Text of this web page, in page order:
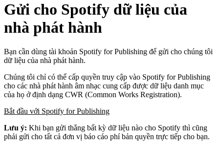
Gửi cho Spotify dữ liệu của
nhà phát hành
Bạn cần dùng tài khoản Spotify for Publishing để gửi cho chúng tôi
dữ liệu của nhà phát hành.
Chúng tôi chỉ có thể cấp quyền truy cập vào Spotify for Publishing
cho các nhà phát hành âm nhạc cung cấp được dữ liệu danh mục
của họ ở định dạng CWR (Common Works Registration).
Bắt đầu với Spotify for Publishing
Lưu ý: Khi bạn gửi thẳng bất kỳ dữ liệu nào cho Spotify thì cũng
phải gửi cho tất cả đơn vị báo cáo phí bản quyền trực tiếp cho bạn.